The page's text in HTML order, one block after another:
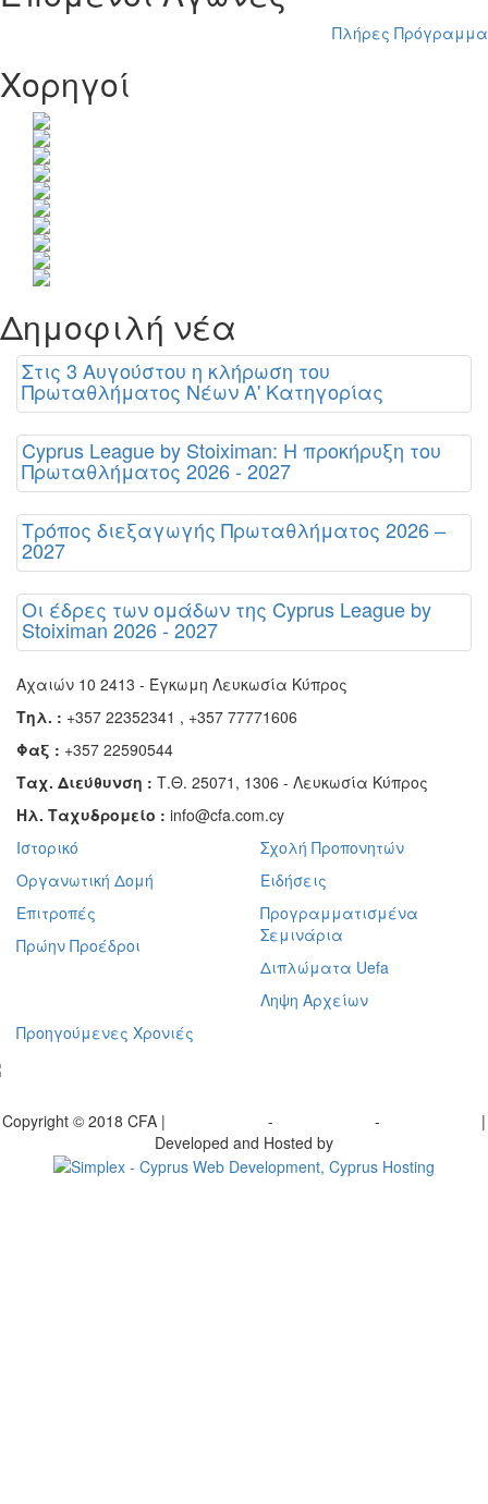
Πλήρες Πρόγραμμα
Χορηγοί
Δημοφιλή νέα
Στις 3 Αυγούστου η κλήρωση του
Πρωταθλήματος Νέων Α' Κατηγορίας
Cyprus League by Stoiximan: Η προκήρυξη του
Πρωταθλήματος 2026 - 2027
Τρόπος διεξαγωγής Πρωταθλήματος 2026 –
2027
Οι έδρες των ομάδων της Cyprus League by
Stoiximan 2026 - 2027
Αχαιών 10 2413 - Έγκωμη Λευκωσία Κύπρος
Τηλ. : +357 22352341 , +357 77771606
Φαξ : +357 22590544
Ταχ. Διεύθυνση : Τ.Θ. 25071, 1306 - Λευκωσία Κύπρος
Ηλ. Ταχυδρομείο : info@cfa.com.cy
Ιστορικό
Οργανωτική Δομή
Επιτροπές
Πρώην Προέδροι
Σχολή Προπονητών
Ειδήσεις
Προγραμματισμένα
Σεμινάρια
Διπλώματα Uefa
Ληψη Αρχείων
Προηγούμενες Χρονιές
Copyright © 2018 CFA | - -
|
Developed and Hosted by